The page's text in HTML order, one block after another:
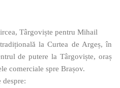
Târgoviște pentru Mihail
la Curtea de Argeș, în
de putere la Târgoviște, oraș
comerciale spre Brașov.